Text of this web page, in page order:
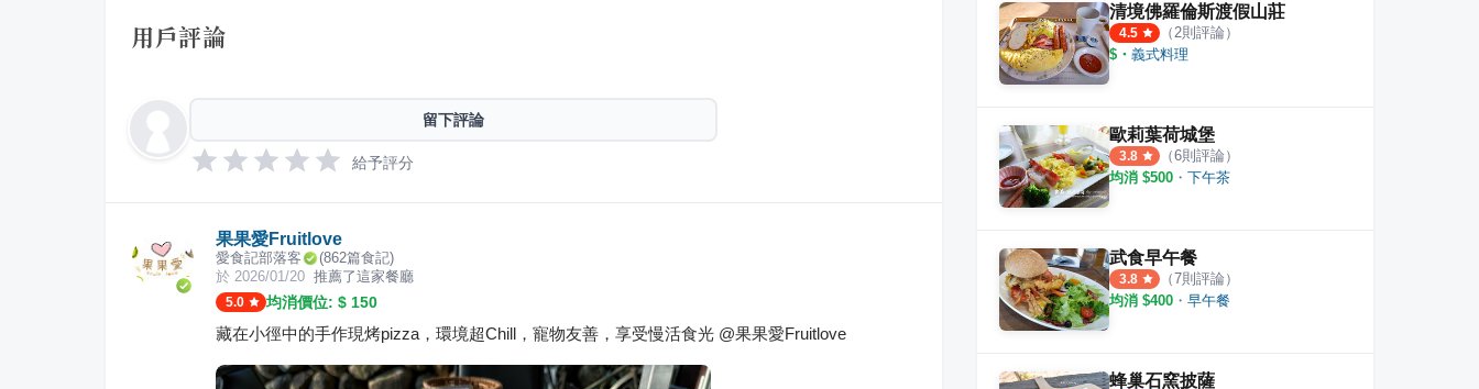
用戶評論
留下評論
給予評分
果果愛Fruitlove
愛食記部落客 (862篇食記)
於 2026/01/20 推薦了這家餐廳
5.0 均消價位: $ 150
藏在小徑中的手作現烤pizza，環境超Chill，寵物友善，享受慢活食光 @果果愛Fruitlove
清境佛羅倫斯渡假山莊
4.5 （ 2則評論）
$ ・ 義式料理
歐莉葉荷城堡
3.8 （6則評論）
均消 $500 ・ 下午茶
武食早午餐
3.8 （7則評論）
均消 $400 ・ 早午餐
蜂巢石窯披薩